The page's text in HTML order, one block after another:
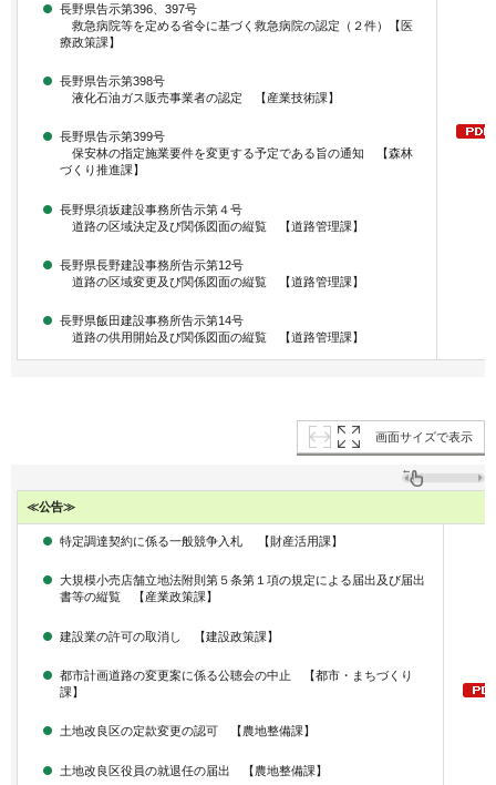
長野県告示第396、397号
救急病院等を定める省令に基づく救急病院の認定（２件）【医
療政策課】
長野県告示第398号
液化石油ガス販売事業者の認定 【産業技術課】
長野県告示第399号
保安林の指定施業要件を変更する予定である旨の通知 【森林
づくり推進課】
長野県須坂建設事務所告示第４号
道路の区域決定及び関係図面の縦覧 【道路管理課】
長野県長野建設事務所告示第12号
道路の区域変更及び関係図面の縦覧 【道路管理課】
長野県飯田建設事務所告示第14号
道路の供用開始及び関係図面の縦覧 【道路管理課】
画面サイズで表示
≪公告≫
特定調達契約に係る一般競争入札 【財産活用課】
大規模小売店舗立地法附則第５条第１項の規定による届出及び届出
書等の縦覧 【産業政策課】
建設業の許可の取消し 【建設政策課】
都市計画道路の変更案に係る公聴会の中止 【都市・まちづくり
課】
土地改良区の定款変更の認可 【農地整備課】
土地改良区役員の就退任の届出 【農地整備課】